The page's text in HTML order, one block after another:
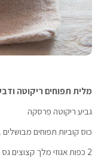
מלית תפוחים ריקוטה
גביע ריקוטה פרסקה
כוס קוביות תפוחים מבושלים
2 כפות אגוזי מלך קצוצים גס